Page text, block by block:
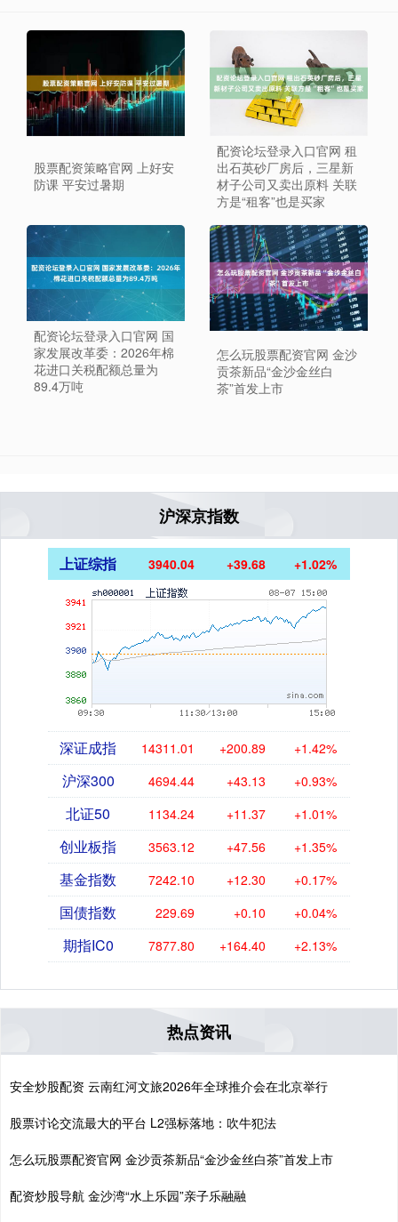
股票配资策略官网 上好安
防课 平安过暑期
配资论坛登录入口官网 租
出石英砂厂房后，三星新
材子公司又卖出原料 关联
方是“租客”也是买家
配资论坛登录入口官网 国
家发展改革委：2026年棉
花进口关税配额总量为
89.4万吨
怎么玩股票配资官网 金沙
贡茶新品“金沙金丝白
茶”首发上市
沪深京指数
上证综指 3940.04 +39.68 +1.02%
深证成指 14311.01 +200.89 +1.42%
沪深300 4694.44 +43.13 +0.93%
北证50 1134.24 +11.37 +1.01%
创业板指 3563.12 +47.56 +1.35%
基金指数 7242.10 +12.30 +0.17%
国债指数 229.69 +0.10 +0.04%
期指IC0 7877.80 +164.40 +2.13%
热点资讯
安全炒股配资 云南红河文旅2026年全球推介会在北京举行
股票讨论交流最大的平台 L2强标落地：吹牛犯法
怎么玩股票配资官网 金沙贡茶新品“金沙金丝白茶”首发上市
配资炒股导航 金沙湾“水上乐园”亲子乐融融